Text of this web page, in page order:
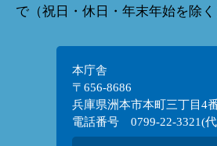
で（祝日・休日・年末年始を除く
本庁舎
〒656-8686
兵庫県洲本市本町三丁目4
電話番号 0799-22-3321(